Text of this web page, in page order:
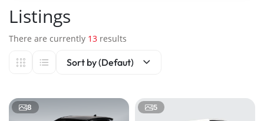
Listings
There are currently 13 results
Sort by (Defaut)
8 5